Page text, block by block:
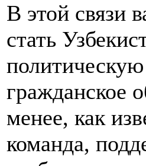
В этой связи
стать
гражданское
менее, как
команда,